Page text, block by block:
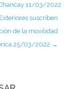
11/03/2022
suscriben
de la movilidad
25/03/2022 →